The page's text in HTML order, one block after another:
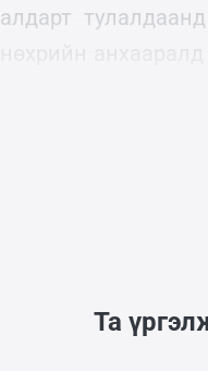
алдарт
Та